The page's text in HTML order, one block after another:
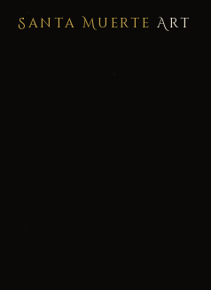
Santa MuerteArt